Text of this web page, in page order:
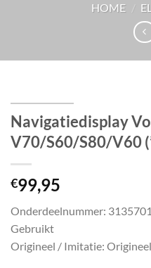
HOME /
Navigatiedisplay
V70/S60/S80/V60
€99,95
Onderdeelnummer:
Gebruikt
Origineel / Imitatie: Origineel